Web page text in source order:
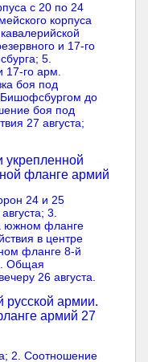
с 20 по 24
корпуса
и 17-го
5.
17-го арм.
боя под
до
боя под
27 августа;
укрепленной
фланге армий
24 и 25
3.
южном фланге
в центре
фланге 8-й
Общая
26 августа
русской армии.
армий 27
2. Соотношение